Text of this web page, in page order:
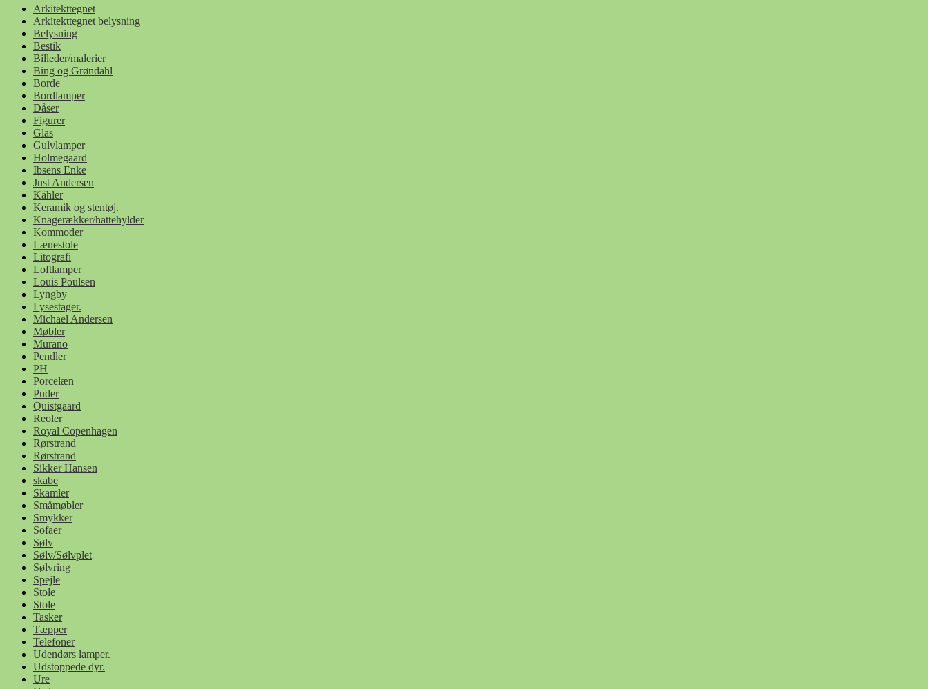
Arkitekttegnet
Arkitekttegnet belysning
Belysning
Bestik
Billeder/malerier
Bing og Grøndahl
Borde
Bordlamper
Dåser
Figurer
Glas
Gulvlamper
Holmegaard
Ibsens Enke
Just Andersen
Kähler
Keramik og stentøj.
Knagerækker/hattehylder
Kommoder
Lænestole
Litografi
Loftlamper
Louis Poulsen
Lyngby
Lysestager.
Michael Andersen
Møbler
Murano
Pendler
PH
Porcelæn
Puder
Quistgaard
Reoler
Royal Copenhagen
Rørstrand
Rørstrand
Sikker Hansen
skabe
Skamler
Småmøbler
Smykker
Sofaer
Sølv
Sølv/Sølvplet
Sølvring
Spejle
Stole
Stole
Tasker
Tæpper
Telefoner
Udendørs lamper.
Udstoppede dyr.
Ure